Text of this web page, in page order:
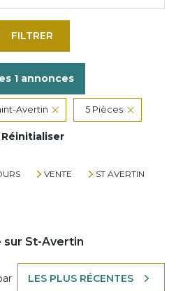
FILTRER
1annonces
Avertin 5 Pièces
Réinitialiser
VENTE
ST AVERTIN
sur St-Avertin
LES PLUS RÉCENTES